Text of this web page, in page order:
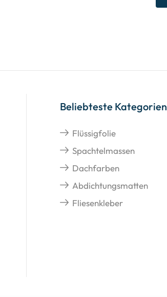
Beliebteste Kategorien
Flüssigfolie
Spachtelmassen
Dachfarben
Abdichtungsmatten
Fliesenkleber